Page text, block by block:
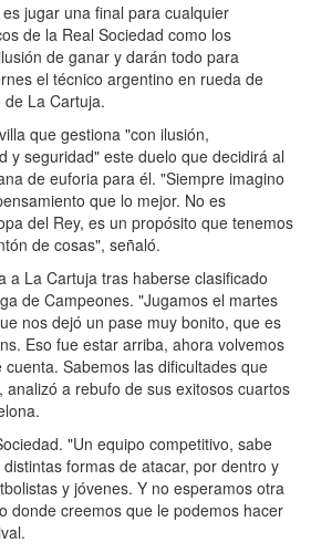
jugar una final para cualquier
de la Real Sociedad como los
de ganar y darán todo para
el técnico argentino en rueda de
La Cartuja.
que gestiona "con ilusión,
y seguridad" este duelo que decidirá al
de euforia para él. "Siempre imagino
que lo mejor. No es
del Rey, es un propósito que tenemos
de cosas", señaló.
a La Cartuja tras haberse clasificado
de Campeones. "Jugamos el martes
nos dejó un pase muy bonito, que es
Eso fue estar arriba, ahora volvemos
Sabemos las dificultades que
analizó a rebufo de sus exitosos cuartos
"Un equipo competitivo, sabe
formas de atacar, por dentro y
y jóvenes. Y no esperamos otra
donde creemos que le podemos hacer